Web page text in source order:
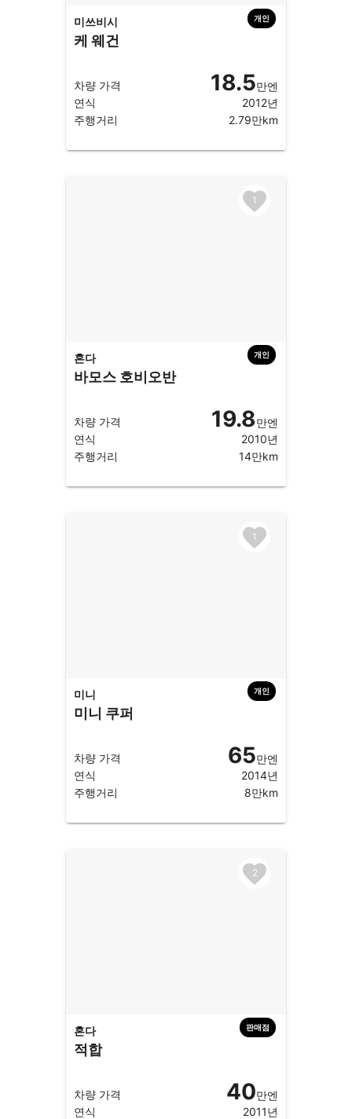
미쓰비시
케 웨건
차량 가격 18.5만엔
연식
2012년
주행거리
2.79만km
개인
혼다
바모스 호비오반
차량 가격 19.8만엔
연식
2010년
주행거리
14만km
1
개인
미니
미니 쿠퍼
차량 가격 65만엔
연식
2014년
주행거리
8만km
1
개인
혼다
적합
차량 가격 40만엔
연식
2011년
2
판매점